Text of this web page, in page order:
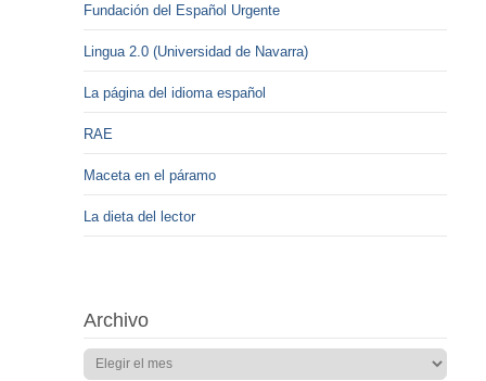
Fundación del Español Urgente
Lingua 2.0 (Universidad de Navarra)
La página del idioma español
RAE
Maceta en el páramo
La dieta del lector
Archivo